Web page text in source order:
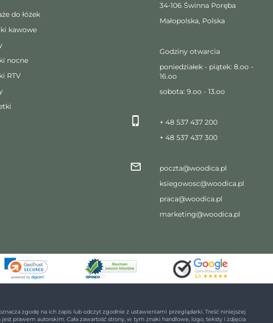
do łóżek
kawowe
nocne
RTV
34-106 Świnna Poręba
Małopolska, Polska
Godziny otwarcia
poniedziałek - piątek: 8.oo -
16.oo
sobota: 9.oo - 13.oo
+ 48 537 437 200
+ 48 537 437 300
poczta@woodica.pl
ksiegowosc@woodica.pl
praca@woodica.pl
marketing@woodica.pl
zgodę na ich zapis lub odczyt zgodnie z ustawieniami przeglądarki. Treść niniejszej
prawem autorskim. Cała zawartość strony, w tym znaki handlowe, logo, teksty i zdjęcia